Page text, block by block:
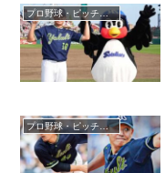
プロ野球・ピッチャー
プロ野球・ピッチャー